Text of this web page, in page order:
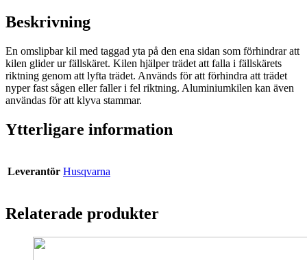
Beskrivning
En omslipbar kil med taggad yta på den ena sidan som förhindrar att
kilen glider ur fällskäret. Kilen hjälper trädet att falla i fällskärets
riktning genom att lyfta trädet. Används för att förhindra att trädet
nyper fast sågen eller faller i fel riktning. Aluminiumkilen kan även
användas för att klyva stammar.
Ytterligare information
Leverantör Husqvarna
Relaterade produkter